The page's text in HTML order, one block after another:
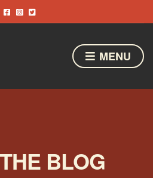
MENU
BLOG